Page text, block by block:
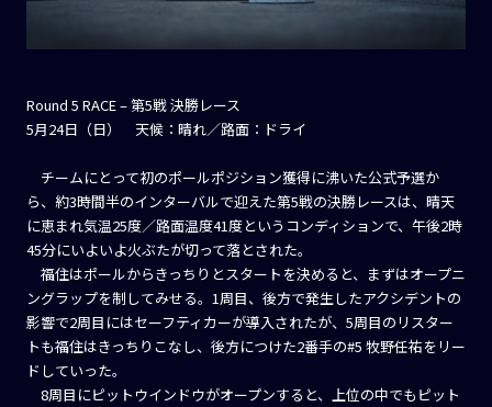
Round 5 RACE – 第5戦 決勝レース
5月24日（日） 天候：晴れ／路面：ドライ
チームにとって初のポールポジション獲得に沸いた公式予選か
ら、約3時間半のインターバルで迎えた第5戦の決勝レースは、晴天
に恵まれ気温25度／路面温度41度というコンディションで、午後2時
45分にいよいよ火ぶたが切って落とされた。
福住はポールからきっちりとスタートを決めると、まずはオープニ
ングラップを制してみせる。1周目、後方で発生したアクシデントの
影響で2周目にはセーフティカーが導入されたが、5周目のリスター
トも福住はきっちりこなし、後方につけた2番手の#5 牧野任祐をリー
ドしていった。
8周目にピットウインドウがオープンすると、上位の中でもピット